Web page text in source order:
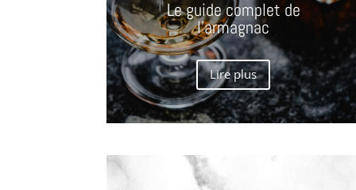
Le guide complet de
l’armagnac
Lire plus